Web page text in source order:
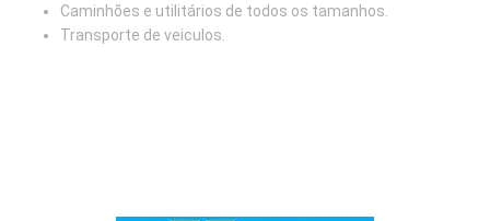
Caminhões e utilitários de todos os tamanhos.
Transporte de veiculos.